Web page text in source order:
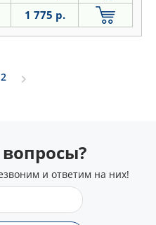
1 775 р.
2
вопросы?
и ответим на них!